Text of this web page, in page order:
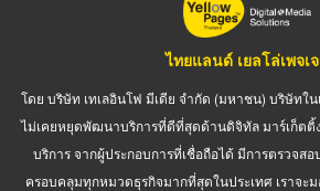
ไทยแลนด์ เยลโล่เพจเ
โดย บริษัท เทเลอินโฟ มีเดีย จำกัด (มหาชน) บริษัทใน
ไม่เคยหยุดพัฒนาบริการที่ดีที่สุดด้านดิจิทัล มาร์เก็ตติ้
บริการ จากผู้ประกอบการที่เชื่อถือได้ มีการตรวจส
ครอบคลุมทุกหมวดธุรกิจมากที่สุดในประเทศ เราจะ